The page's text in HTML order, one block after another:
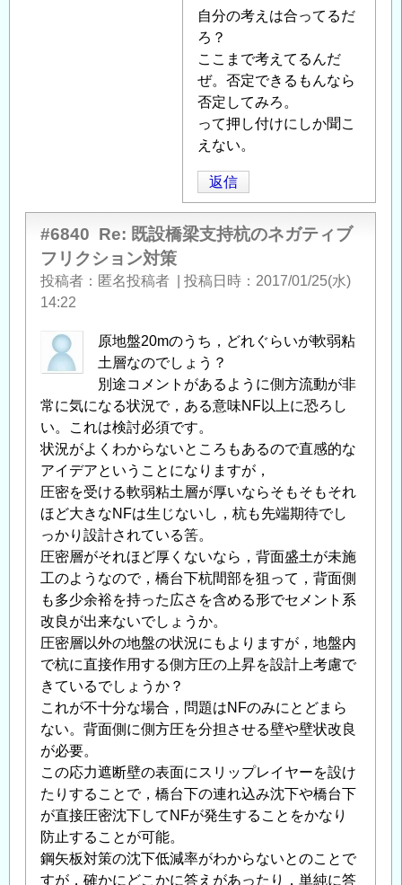
支
持
杭
の
ネ
テ
ブ
フ
リ
ク
ョ
対
策
」
へ
の
自分の考えは合ってるだ
ろ？
ここまで考えてるんだ
ぜ。否定できるもんなら
否定してみろ。
って押し付けにしか聞こ
えない。
返信
#6840 Re: 既設橋梁支持杭のネガティブ
フリクション対策
投稿者 匿名投稿者 投稿日時
2017/01/25(水)
14:22
原地盤20mのうち，どれぐらいが軟弱粘
土層なのでしょう？
別途コメントがあるように側方流動が非
常に気になる状況で，ある意味NF以上に恐ろし
い。これは検討必須です。
状況がよくわからないところもあるので直感的な
アイデアということになりますが，
圧密を受ける軟弱粘土層が厚いならそもそもそれ
ほど大きなNFは生じないし，杭も先端期待でし
っかり設計されている筈。
圧密層がそれほど厚くないなら，背面盛土が未施
工のようなので，橋台下杭間部を狙って，背面側
も多少余裕を持った広さを含める形でセメント系
改良が出来ないでしょうか。
圧密層以外の地盤の状況にもよりますが，地盤内
で杭に直接作用する側方圧の上昇を設計上考慮で
きているでしょうか？
これが不十分な場合，問題はNFのみにとどまら
ない。背面側に側方圧を分担させる壁や壁状改良
が必要。
この応力遮断壁の表面にスリップレイヤーを設け
たりすることで，橋台下の連れ込み沈下や橋台下
が直接圧密沈下してNFが発生することをかなり
防止することが可能。
鋼矢板対策の沈下低減率がわからないとのことで
すが，確かにどこかに答えがあったり，単純に答